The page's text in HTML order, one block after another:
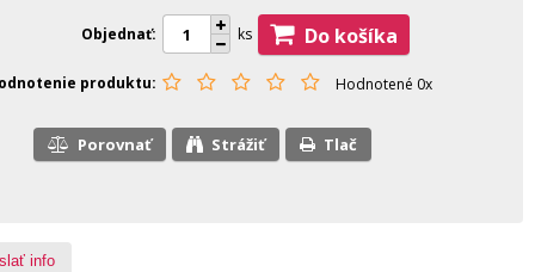
Objednať ks Do košíka
produktu Hodnotené 0x
Porovnať Strážiť Tlač
info